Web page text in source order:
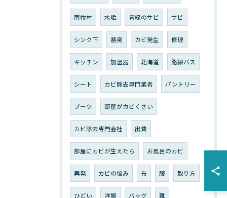
南牧村 水垢 青緑のサビ サビ
シンク下 悪臭 カビ発生 修理
キッチン 加湿器 北海道 路線バス
シート カビ除去専門業者 パントリー
ブーツ 部屋がカビくさい
カビ除去専門会社 出費
部屋にカビが生えたら お風呂のカビ
再発 カビの悩み 布 服 取り方
ひどい 洋服 バッグ 靴